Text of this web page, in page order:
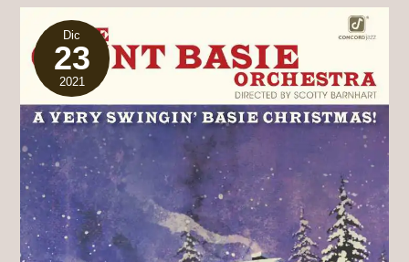
POR
75
AÑOS
DE
MÚSICA
Dic
23
2021